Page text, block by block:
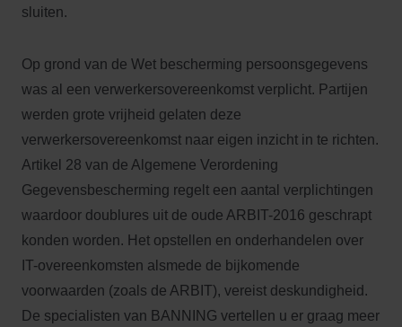
sluiten.
Op grond van de Wet bescherming persoonsgegevens
was al een verwerkersovereenkomst verplicht. Partijen
werden grote vrijheid gelaten deze
verwerkersovereenkomst naar eigen inzicht in te richten.
Artikel 28 van de Algemene Verordening
Gegevensbescherming regelt een aantal verplichtingen
waardoor doublures uit de oude ARBIT-2016 geschrapt
konden worden. Het opstellen en onderhandelen over
IT-overeenkomsten alsmede de bijkomende
voorwaarden (zoals de ARBIT), vereist deskundigheid.
De specialisten van BANNING vertellen u er graag meer